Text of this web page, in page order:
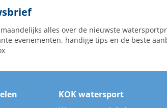
alles over de nieuwste
evenementen, handige tips en de beste
KOK watersport